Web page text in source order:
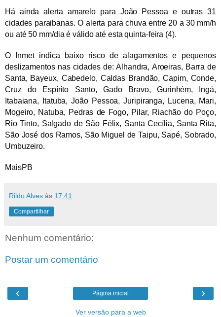
Há ainda alerta amarelo para João Pessoa e outras 31
cidades paraibanas. O alerta para chuva entre 20 a 30 mm/h
ou até 50 mm/dia é válido até esta quinta-feira (4).
O Inmet indica baixo risco de alagamentos e pequenos
deslizamentos nas cidades de: Alhandra, Aroeiras, Barra de
Santa, Bayeux, Cabedelo, Caldas Brandão, Capim, Conde,
Cruz do Espírito Santo, Gado Bravo, Gurinhém, Ingá,
Itabaiana, Itatuba, João Pessoa, Juripiranga, Lucena, Mari,
Mogeiro, Natuba, Pedras de Fogo, Pilar, Riachão do Poço,
Rio Tinto, Salgado de São Félix, Santa Cecília, Santa Rita,
São José dos Ramos, São Miguel de Taipu, Sapé, Sobrado,
Umbuzeiro.
MaisPB
Rildo Alves às 17:41
Compartilhar
Nenhum comentário:
Postar um comentário
‹ ›
Página inicial
Ver versão para a web